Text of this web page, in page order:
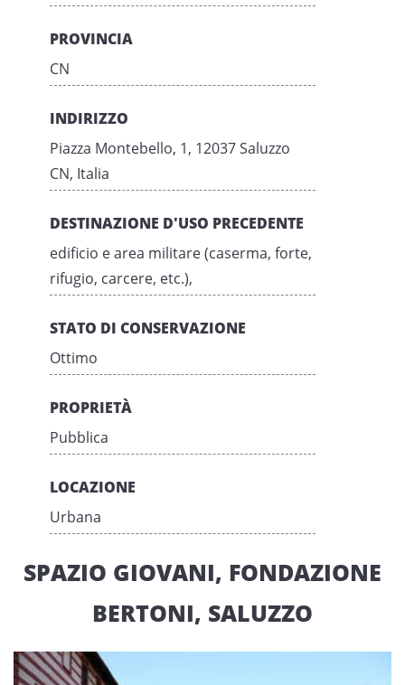
PROVINCIA
CN
INDIRIZZO
Piazza Montebello, 1, 12037 Saluzzo
CN, Italia
DESTINAZIONE D'USO PRECEDENTE
edificio e area militare (caserma, forte,
rifugio, carcere, etc.),
STATO DI CONSERVAZIONE
Ottimo
PROPRIETÀ
Pubblica
LOCAZIONE
Urbana
SPAZIO GIOVANI, FONDAZIONE
BERTONI, SALUZZO